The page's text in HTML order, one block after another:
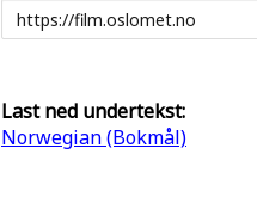
Last ned undertekst:
Norwegian (Bokmål)